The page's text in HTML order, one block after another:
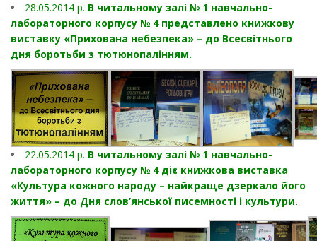
28.05.2014 р. В читальному залі № 1 навчально-
лабораторного корпусу № 4 представлено книжкову
виставку «Прихована небезпека» – до Всесвітнього
дня боротьби з тютюнопалінням.
22.05.2014 р. В читальному залі № 1 навчально-
лабораторного корпусу № 4 діє книжкова виставка
«Культура кожного народу – найкраще дзеркало його
життя» – до Дня слов’янської писемності і культури.